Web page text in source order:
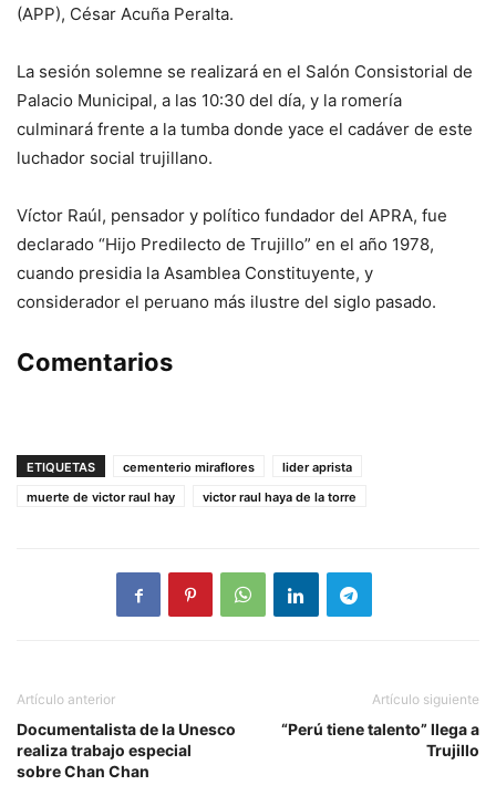
(APP), César Acuña Peralta.
La sesión solemne se realizará en el Salón Consistorial de
Palacio Municipal, a las 10:30 del día, y la romería
culminará frente a la tumba donde yace el cadáver de este
luchador social trujillano.
Víctor Raúl, pensador y político fundador del APRA, fue
declarado “Hijo Predilecto de Trujillo” en el año 1978,
cuando presidia la Asamblea Constituyente, y
considerador el peruano más ilustre del siglo pasado.
Comentarios
ETIQUETAS cementerio miraflores
lider aprista
muerte de victor raul hay
victor raul haya de la torre
Artículo anterior
Documentalista de la Unesco
realiza trabajo especial
sobre Chan Chan
Artículo siguiente
“Perú tiene talento” llega a
Trujillo